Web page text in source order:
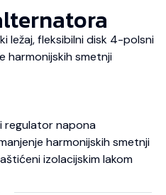
ležaj, fleksibilni disk 4-polsni
harmonijskih smetnji
regulator napona
harmonijskih smetnji
izolacijskim lakom